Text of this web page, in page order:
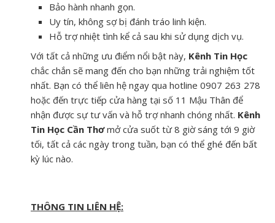
Bảo hành nhanh gọn.
Uy tín, không sợ bị đánh tráo linh kiện.
Hỗ trợ nhiệt tình kể cả sau khi sử dụng dịch vụ.
Với tất cả những ưu điểm nổi bật này, Kênh Tin Học
chắc chắn sẽ mang đến cho bạn những trải nghiệm tốt
nhất. Bạn có thể liên hệ ngay qua hotline 0907 263 278
hoặc đến trực tiếp cửa hàng tại số 11 Mậu Thân để
nhận được sự tư vấn và hỗ trợ nhanh chóng nhất. Kênh
Tin Học Cần Thơmở cửa suốt từ 8 giờ sáng tới 9 giờ
tối, tất cả các ngày trong tuần, bạn có thể ghé đến bất
kỳ lúc nào.
THÔNG TIN LIÊN HỆ: